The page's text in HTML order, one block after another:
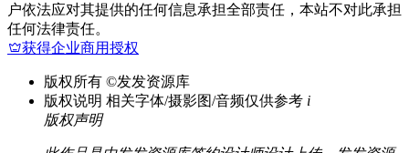
户依法应对其提供的任何信息承担全部责任，本站不对此承担
任何法律责任。
获得企业商用授权
版权所有 ©发发资源库
版权说明 相关字体/摄影图/音频仅供参考 i
版权声明